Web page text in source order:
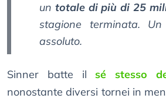
un totale di più di 25
stagione terminata.
assoluto.
Sinner batte il sé stesso
nonostante diversi tornei in